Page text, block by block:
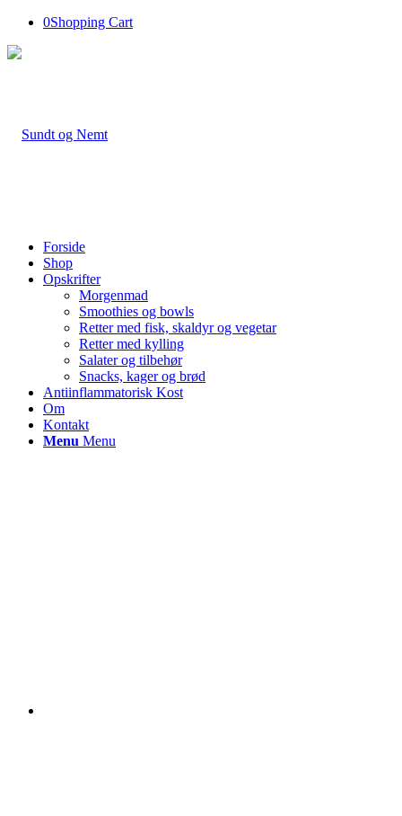
0Shopping Cart
Forside
Shop
Opskrifter
Morgenmad
Smoothies og bowls
Retter med fisk, skaldyr og vegetar
Retter med kylling
Salater og tilbehør
Snacks, kager og brød
Antiinflammatorisk Kost
Om
Kontakt
Menu Menu